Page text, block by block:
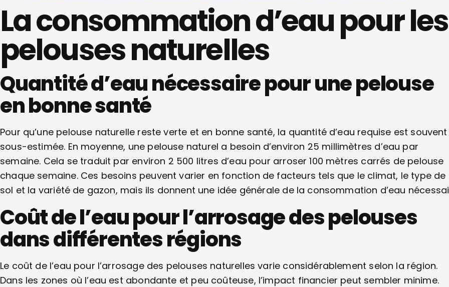
La consommation d’eau pour les
pelouses naturelles
Quantité d’eau nécessaire pour une pelouse
en bonne santé
Pour qu’une pelouse naturelle reste verte et en bonne santé, la quantité d’eau requise est souvent
sous-estimée. En moyenne, une pelouse naturel a besoin d’environ 25 millimètres d’eau par
semaine. Cela se traduit par environ 2 500 litres d’eau pour arroser 100 mètres carrés de pelouse
chaque semaine. Ces besoins peuvent varier en fonction de facteurs tels que le climat, le type de
sol et la variété de gazon, mais ils donnent une idée générale de la consommation d’eau
Coût de l’eau pour l’arrosage des pelouses
dans différentes régions
Le coût de l’eau pour l’arrosage des pelouses naturelles varie considérablement selon la région.
Dans les zones où l’eau est abondante et peu coûteuse, l’impact financier peut sembler minime.